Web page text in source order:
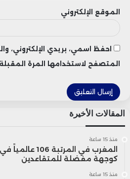
Newton.
كما أن حصة فريق العمل
تجميد تمتد لعام كامل،
تدريجي على مدار ثلاث
الحد من المضاربات
العملة على المدى
الموقع الإلكتروني
احفظ اسمي، بريدي الإلكتروني،
المتصفح لاستخدامها المرة
المقالات الأخيرة
منذ 15 ساعة
كوجهة مفضلة للمتقاعدين
منذ 15 ساعة